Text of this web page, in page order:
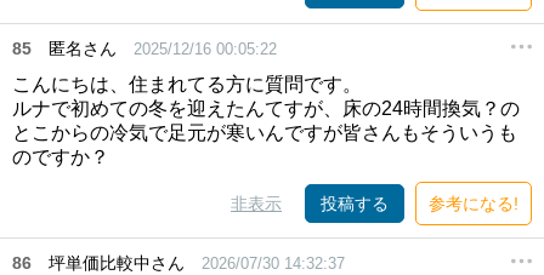
85 匿名さん 2025/12/16 00:05:22
こんにちは、住まれてる方に質問です。
ルナで初めての冬を迎えたんてすが、床の24時間換気？の
とこからの冷気で足元が寒いんですが皆さんもそういうも
のですか？
非表示 投稿する 参考になる!
86 坪単価比較中さん 2026/07/30 14:32:37